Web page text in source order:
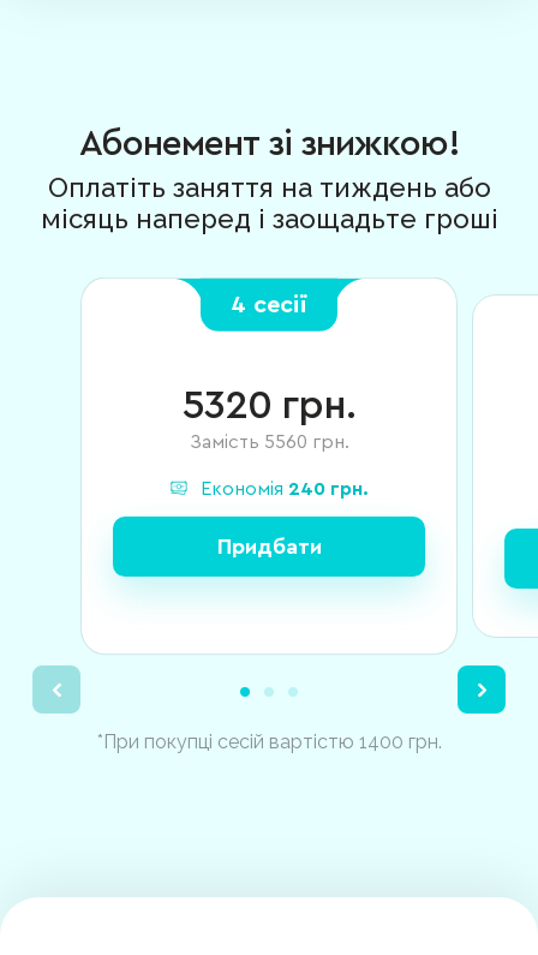
Абонемент зі знижкою!
Оплатіть заняття на тиждень або
місяць наперед і заощадьте гроші
4 сесії
5320 грн.
Замість 5560 грн.
Економія 240 грн.
Придбати
*При покупці сесій вартістю 1400 грн.